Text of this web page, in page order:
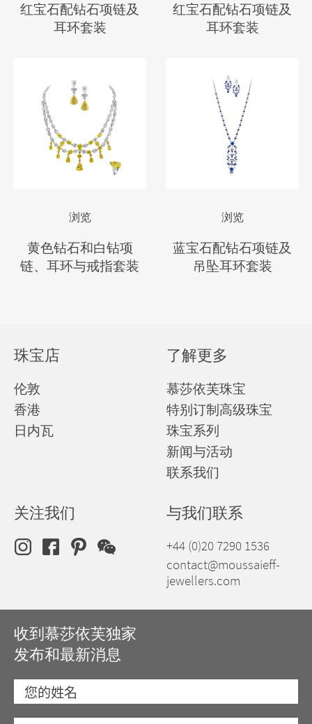
红宝石配钻石项链及
耳环套装
红宝石配钻石项链及
耳环套装
浏览
黄色钻石和白钻项
链、耳环与戒指套装
浏览
蓝宝石配钻石项链及
吊坠耳环套装
珠宝店
伦敦
香港
日内瓦
了解更多
慕莎依芙珠宝
特别订制高级珠宝
珠宝系列
新闻与活动
联系我们
关注我们 与我们联系
+44 (0)20 7290 1536
contact@moussaieff-
jewellers.com
收到慕莎依芙独家
发布和最新消息